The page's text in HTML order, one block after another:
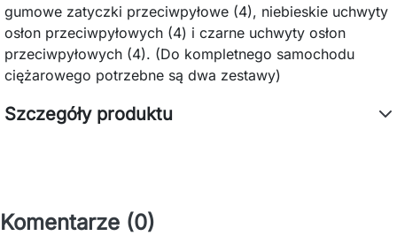
gumowe zatyczki przeciwpyłowe (4), niebieskie uchwyty
osłon przeciwpyłowych (4) i czarne uchwyty osłon
przeciwpyłowych (4). (Do kompletnego samochodu
ciężarowego potrzebne są dwa zestawy)
Szczegóły produktu
Komentarze (0)